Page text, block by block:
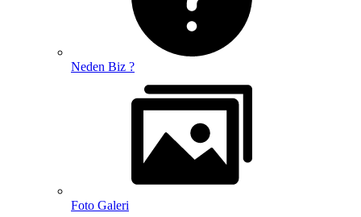
Neden Biz ?
Foto Galeri